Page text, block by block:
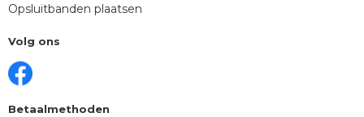
Opsluitbanden plaatsen
Volg ons
Betaalmethoden